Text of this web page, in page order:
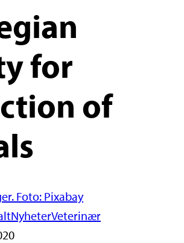
for
of
NyheterVeterinær